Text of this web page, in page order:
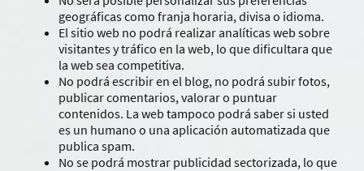
geográficas como franja horaria, divisa o idioma.
El sitio web no podrá realizar analíticas web sobre
visitantes y tráfico en la web, lo que dificultara que
la web sea competitiva.
No podrá escribir en el blog, no podrá subir fotos,
publicar comentarios, valorar o puntuar
contenidos. La web tampoco podrá saber si usted
es un humano o una aplicación automatizada que
publica spam.
No se podrá mostrar publicidad sectorizada, lo que